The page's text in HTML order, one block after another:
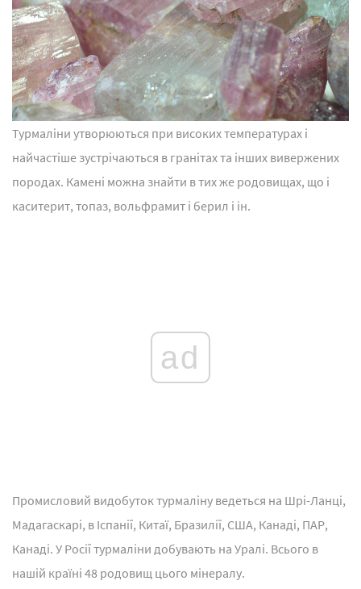
Турмаліни утворюються при високих температурах і
найчастіше зустрічаються в гранітах та інших вивержених
породах. Камені можна знайти в тих же родовищах, що і
каситерит, топаз, вольфрамит і берил і ін.
ad
Промисловий видобуток турмаліну ведеться на Шрі-Ланці,
Мадагаскарі, в Іспанії, Китаї, Бразилії, США, Канаді, ПАР,
Канаді. У Росії турмаліни добувають на Уралі. Всього в
нашій країні 48 родовищ цього мінералу.